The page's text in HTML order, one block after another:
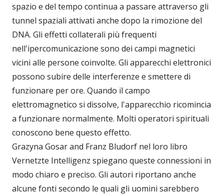
spazio e del tempo continua a passare attraverso gli
tunnel spaziali attivati anche dopo la rimozione del
DNA. Gli effetti collaterali più frequenti
nell'ipercomunicazione sono dei campi magnetici
vicini alle persone coinvolte. Gli apparecchi elettronici
possono subire delle interferenze e smettere di
funzionare per ore. Quando il campo
elettromagnetico si dissolve, l'apparecchio ricomincia
a funzionare normalmente. Molti operatori spirituali
conoscono bene questo effetto.
Grazyna Gosar and Franz Bludorf nel loro libro
Vernetzte Intelligenz spiegano queste connessioni in
modo chiaro e preciso. Gli autori riportano anche
alcune fonti secondo le quali gli uomini sarebbero